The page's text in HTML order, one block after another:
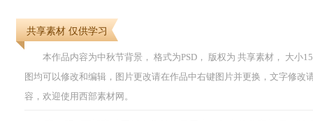
共享素材 仅供学习
本作品内容为中秋节背景， 格式为PSD， 版权为 共享素材， 大小
图均可以修改和编辑，图片更改请在作品中右键图片并更换，文字修
容，欢迎使用西部素材网。